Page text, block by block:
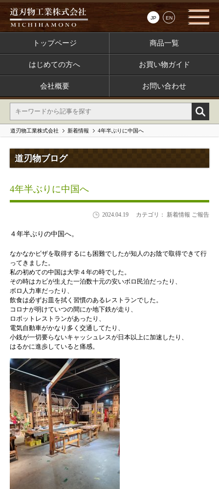
JP EN
トップページ 商品一覧
はじめての方へ お買い物ガイド
会社概要 お問い合わせ
道刃物工業株式会社 新着情報 4年半ぶりに中国へ
道刃物ブログ
4年半ぶりに中国へ
2024.04.19 カテゴリ： 新着情報 ご報告
４年半ぶりの中国へ。
なかなかビザを取得するにも困難でしたが知人のお陰で取得できて行
ってきました。
私の初めての中国は大学４年の時でした。
その時はカビが生えた一泊数十元の安いボロ民泊だったり、
ボロ人力車だったり、
飲食は必ずお皿を拭く習慣のあるレストランでした。
コロナが明けていつの間にか地下鉄が走り、
ロボットレストランがあったり、
電気自動車がかなり多く交通してたり、
小銭が一切要らないキャッシュレスが日本以上に加速したり、
はるかに進歩していると痛感。